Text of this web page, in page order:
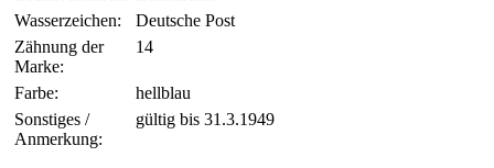
Wasserzeichen:
Deutsche Post
Zähnung der
Marke:
14
Farbe:
hellblau
Sonstiges /
Anmerkung:
gültig bis 31.3.1949